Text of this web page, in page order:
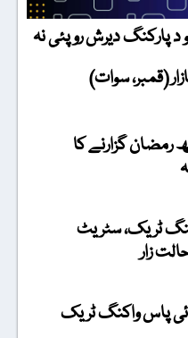
د پارکنگ دیرش روپئی نہ
(قمبر، سوات)
رمضان گزارنے کا
ٹریک، سٹریٹ
زار
پاس واکنگ ٹریک